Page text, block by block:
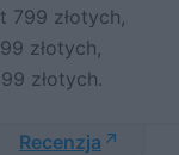
799 złotych,
złotych,
złotych.
Recenzja